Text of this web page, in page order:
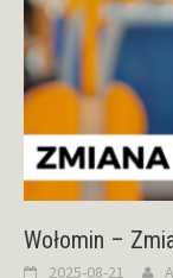
Wołomin –
2025-08-21